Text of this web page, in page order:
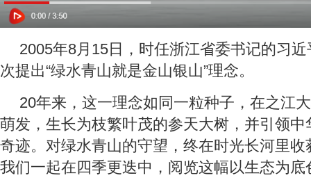
2005年8月15日，时任浙江省委书记的习
次提出“绿水青山就是金山银山”理念。
20年来，这一理念如同一粒种子，在之江
萌发，生长为枝繁叶茂的参天大树，并引领
奇迹。对绿水青山的守望，终在时光长河里
我们一起在四季更迭中，阅览这幅以生态为底